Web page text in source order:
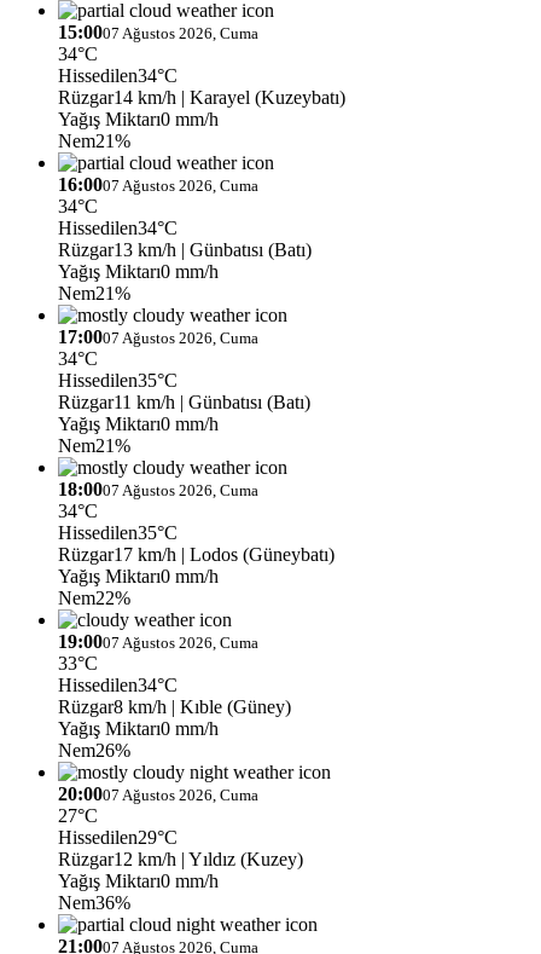
15:0007 Ağustos 2026, Cuma
34°C
Hissedilen34°C
Rüzgar14 km/h | Karayel (Kuzeybatı)
Yağış Miktarı0 mm/h
Nem21%
16:0007 Ağustos 2026, Cuma
34°C
Hissedilen34°C
Rüzgar13 km/h | Günbatısı (Batı)
Yağış Miktarı0 mm/h
Nem21%
17:0007 Ağustos 2026, Cuma
34°C
Hissedilen35°C
Rüzgar11 km/h | Günbatısı (Batı)
Yağış Miktarı0 mm/h
Nem21%
18:0007 Ağustos 2026, Cuma
34°C
Hissedilen35°C
Rüzgar17 km/h | Lodos (Güneybatı)
Yağış Miktarı0 mm/h
Nem22%
19:0007 Ağustos 2026, Cuma
33°C
Hissedilen34°C
Rüzgar8 km/h | Kıble (Güney)
Yağış Miktarı0 mm/h
Nem26%
20:0007 Ağustos 2026, Cuma
27°C
Hissedilen29°C
Rüzgar12 km/h | Yıldız (Kuzey)
Yağış Miktarı0 mm/h
Nem36%
21:0007 Ağustos 2026, Cuma